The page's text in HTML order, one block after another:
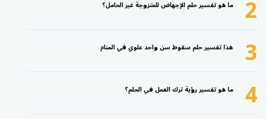
2 ما هو تفسير حلم الإجهاض للمتزوجة غير الحامل؟
3 هذا تفسير حلم سقوط سن واحد علوي في المنام
4 ما هو تفسير رؤية ترك العمل في الحلم؟